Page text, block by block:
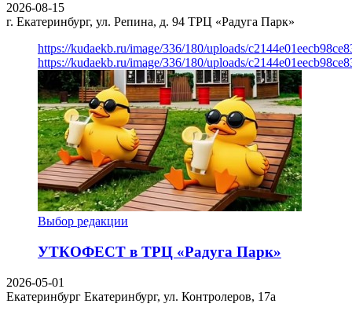
2026-08-15
г. Екатеринбург, ул. Репина, д. 94 ТРЦ «Радуга Парк»
https://kudaekb.ru/image/336/180/uploads/
https://kudaekb.ru/image/336/180/uploads/
Выбор редакции
УТКОФЕСТ в ТРЦ «Радуга Парк»
2026-05-01
Екатеринбург Екатеринбург, ул. Контролеров, 17а